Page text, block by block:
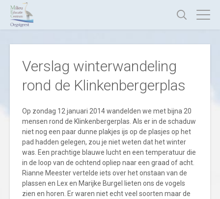
Verslag winterwandeling
rond de Klinkenbergerplas
Op zondag 12 januari 2014 wandelden we met bijna 20
mensen rond de Klinkenbergerplas. Als er in de schaduw
niet nog een paar dunne plakjes ijs op de plasjes op het
pad hadden gelegen, zou je niet weten dat het winter
was. Een prachtige blauwe lucht en een temperatuur die
in de loop van de ochtend opliep naar een graad of acht.
Rianne Meester vertelde iets over het onstaan van de
plassen en Lex en Marijke Burgel lieten ons de vogels
zien en horen. Er waren niet echt veel soorten maar de